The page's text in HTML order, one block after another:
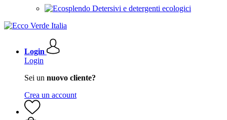
Detersivi e detergenti ecologici
Login
Login
Sei un nuovo cliente?
Crea un account